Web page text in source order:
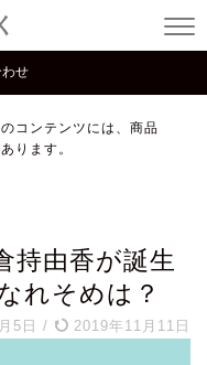
せ
コンテンツには、商品
ります。
持由香が誕生
れそめは？
5日 / 2019年11月11日